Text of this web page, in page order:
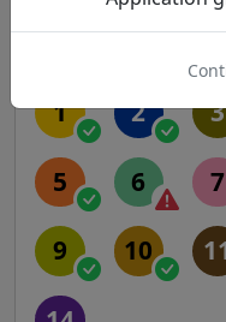
1 2 3
5 6 7
9 10